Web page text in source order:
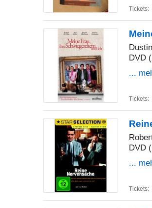
Tickets:
DVD
...
Tickets:
DVD
...
Tickets: